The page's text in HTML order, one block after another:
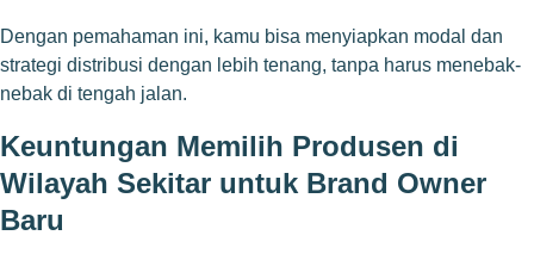
Dengan pemahaman ini, kamu bisa menyiapkan modal dan
strategi distribusi dengan lebih tenang, tanpa harus menebak-
nebak di tengah jalan.
Keuntungan Memilih Produsen di
Wilayah Sekitar untuk Brand Owner
Baru